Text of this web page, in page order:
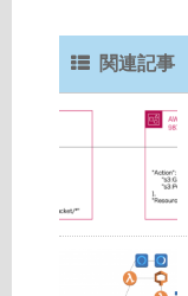
関連記事